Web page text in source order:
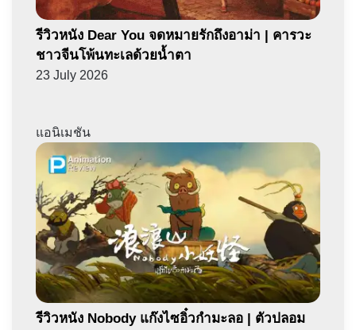
รีวิวหนัง Dear You จดหมายรักถึงอาม่า | คารวะ
ชาวจีนโพ้นทะเลด้วยน้ำตา
23 July 2026
แอนิเมชัน
รีวิวหนัง Nobody แก๊งไซอิ๋วกำมะลอ | ตัวปลอม